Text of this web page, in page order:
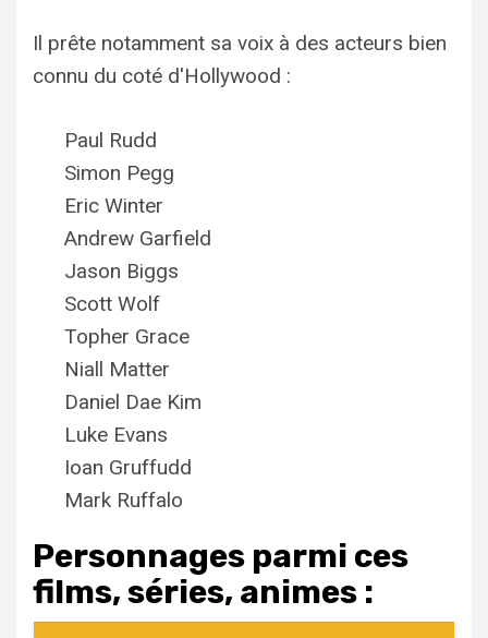
Il prête notamment sa voix à des acteurs bien
connu du coté d'Hollywood :
Paul Rudd
Simon Pegg
Eric Winter
Andrew Garfield
Jason Biggs
Scott Wolf
Topher Grace
Niall Matter
Daniel Dae Kim
Luke Evans
Ioan Gruffudd
Mark Ruffalo
Personnages parmi ces
films, séries, animes :